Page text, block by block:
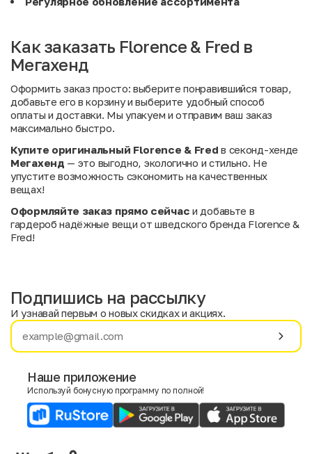
Как заказать Florence & Fred в
Мегахенд
Оформить заказ просто: выберите понравившийся товар,
добавьте его в корзину и выберите удобный способ
оплаты и доставки. Мы упакуем и отправим ваш заказ
максимально быстро.
Купите оригинальный Florence & Fred в секонд-хенде
Мегахенд — это выгодно, экологично и стильно. Не
упустите возможность сэкономить на качественных
вещах!
Оформляйте заказ прямо сейчас и добавьте в
гардероб надёжные вещи от шведского бренда Florence &
Fred!
Имя
E-mail
Подпишись на рассылку
И узнавай первым о новых скидках и акциях.
Наше приложение
Используй бонусную программу по полной!